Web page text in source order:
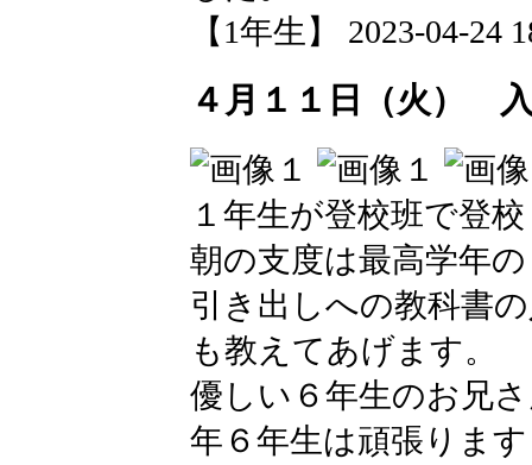
【1年生】 2023-04-24
４月１１日（火）
１年生が登校班で登
朝の支度は最高学年
引き出しへの教科書
も教えてあげます。
優しい６年生のお兄
年６年生は頑張りま